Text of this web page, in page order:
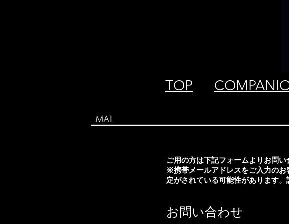
TOP
ご用の方は下記フォームよりお問い
※携帯メールアドレスをご入力のお
定がされている可能性があります
お問い合わせ